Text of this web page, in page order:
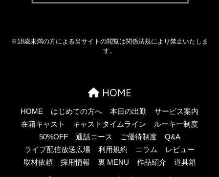
※18歳未満の方による当サイトの閲覧は関係法規により禁止いたしま
す。
HOME
HOME はじめての方へ 本日の出勤
サービス案内
在籍キャスト
キャストタイムライン
ルーキー制度
50%OFF
通話コース ご優待制度
Q&A
ライブ配信放送広場
利用規約 コラム
レビュー
取材依頼
採用情報 裏 MENU 作品紹介 道具箱